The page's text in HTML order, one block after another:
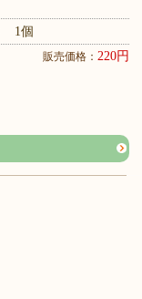
1個
販売価格： 220円